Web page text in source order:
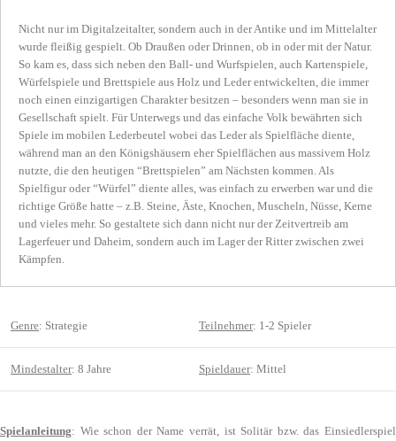
Nicht nur im Digitalzeitalter, sondern auch in der Antike und im Mittelalter
wurde fleißig gespielt. Ob Draußen oder Drinnen, ob in oder mit der Natur.
So kam es, dass sich neben den Ball- und Wurfspielen, auch Kartenspiele,
Würfelspiele und Brettspiele aus Holz und Leder entwickelten, die immer
noch einen einzigartigen Charakter besitzen – besonders wenn man sie in
Gesellschaft spielt. Für Unterwegs und das einfache Volk bewährten sich
Spiele im mobilen Lederbeutel wobei das Leder als Spielfläche diente,
während man an den Königshäusern eher Spielflächen aus massivem Holz
nutzte, die den heutigen “Brettspielen” am Nächsten kommen. Als
Spielfigur oder “Würfel” diente alles, was einfach zu erwerben war und die
richtige Größe hatte – z.B. Steine, Äste, Knochen, Muscheln, Nüsse, Kerne
und vieles mehr. So gestaltete sich dann nicht nur der Zeitvertreib am
Lagerfeuer und Daheim, sondern auch im Lager der Ritter zwischen zwei
Kämpfen.
Genre: Strategie Teilnehmer: 1-2 Spieler
Mindestalter: 8 Jahre Spieldauer: Mittel
Spielanleitung: Wie schon der Name verrät, ist Solitär bzw. das Einsiedlerspiel